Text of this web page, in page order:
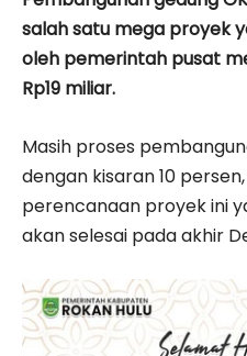
salah satu mega proyek
oleh pemerintah pusat
Rp19 miliar.
Masih proses
dengan kisaran 10
perencanaan proyek ini
akan selesai pada akhir